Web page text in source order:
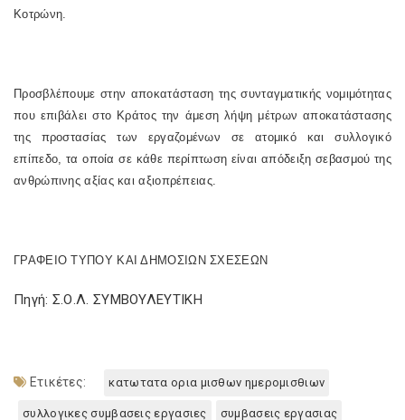
Κοτρώνη.
Προσβλέπουμε στην αποκατάσταση της συνταγματικής νομιμότητας
που επιβάλει στο Κράτος την άμεση λήψη μέτρων αποκατάστασης
της προστασίας των εργαζομένων σε ατομικό και συλλογικό
επίπεδο, τα οποία σε κάθε περίπτωση είναι απόδειξη σεβασμού της
ανθρώπινης αξίας και αξιοπρέπειας.
ΓΡΑΦΕΙΟ ΤΥΠΟΥ ΚΑΙ ΔΗΜΟΣΙΩΝ ΣΧΕΣΕΩΝ
Πηγή: Σ.Ο.Λ. ΣΥΜΒΟΥΛΕΥΤΙΚΗ
Ετικέτες: κατωτατα ορια μισθων ημερομισθιων
συλλογικες συμβασεις εργασιες συμβασεις εργασιας